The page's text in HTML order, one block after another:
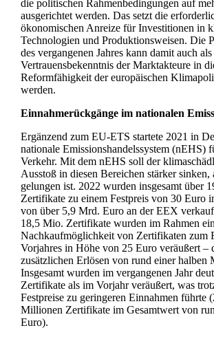
die politischen Rahmenbedingungen auf
ausgerichtet werden. Das setzt die
ökonomischen Anreize für Investitionen in
Technologien und Produktionsweisen. Die
des vergangenen Jahres kann damit auch als
Vertrauensbekenntnis der Marktakteure in
Reformfähigkeit der europäischen
werden.
Einnahmerückgänge im nationalen
Ergänzend zum EU-ETS startete 2021 in
nationale Emissionshandelssystem (nEHS)
Verkehr. Mit dem nEHS soll der
Ausstoß in diesen Bereichen stärker sinken,
gelungen ist. 2022 wurden insgesamt über
Zertifikate zu einem Festpreis von 30 Euro
von über 5,9 Mrd. Euro an der EEX
18,5 Mio. Zertifikate wurden im Rahmen
Nachkaufmöglichkeit von Zertifikaten zum
Vorjahres in Höhe von 25 Euro veräußert –
zusätzlichen Erlösen von rund einer halben
Insgesamt wurden im vergangenen Jahr
Zertifikate als im Vorjahr veräußert, was
Festpreise zu geringeren Einnahmen führte
Millionen Zertifikate im Gesamtwert von
Euro).